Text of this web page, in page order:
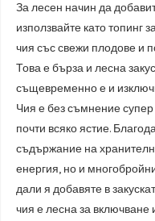
За лесен начин да
използвайте като топинг
чия със свежи плодове и
Това е бърза и лесна
същевременно е и
Чия е без съмнение
почти всяко ястие.
съдържание на
енергия, но и
дали я добавяте в
чия е лесна за включване